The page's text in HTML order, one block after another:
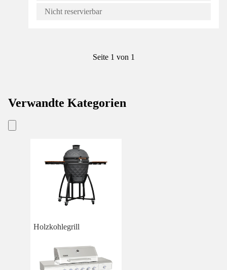
Nicht reservierbar
Seite 1 von 1
Verwandte Kategorien
Holzkohlegrill